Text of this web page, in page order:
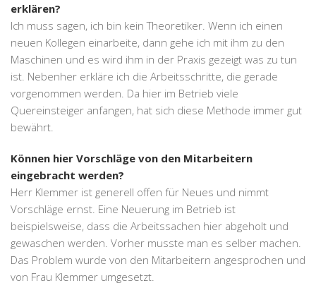
erklären?
Ich muss sagen, ich bin kein Theoretiker. Wenn ich einen
neuen Kollegen einarbeite, dann gehe ich mit ihm zu den
Maschinen und es wird ihm in der Praxis gezeigt was zu tun
ist. Nebenher erkläre ich die Arbeitsschritte, die gerade
vorgenommen werden. Da hier im Betrieb viele
Quereinsteiger anfangen, hat sich diese Methode immer gut
bewährt.
Können hier Vorschläge von den Mitarbeitern
eingebracht werden?
Herr Klemmer ist generell offen für Neues und nimmt
Vorschläge ernst. Eine Neuerung im Betrieb ist
beispielsweise, dass die Arbeitssachen hier abgeholt und
gewaschen werden. Vorher musste man es selber machen.
Das Problem wurde von den Mitarbeitern angesprochen und
von Frau Klemmer umgesetzt.